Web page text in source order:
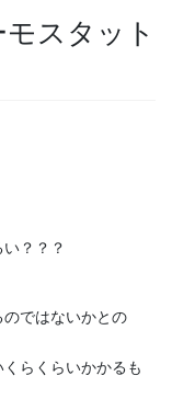
モスタット
？？？
ではないかとの
らくらいかかるも